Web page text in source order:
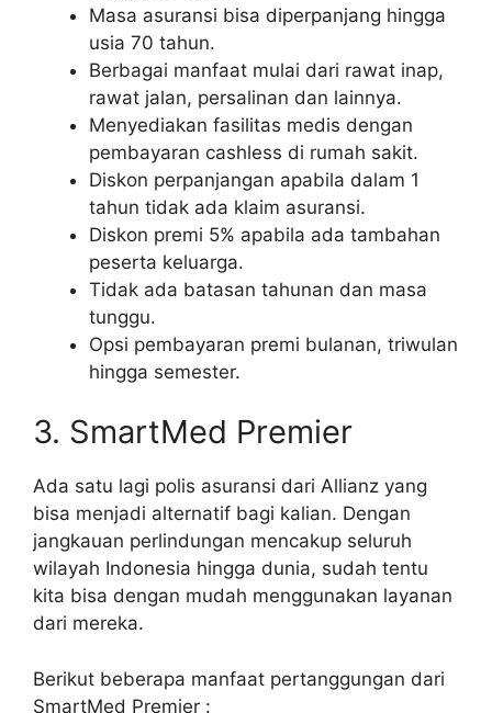
Masa asuransi bisa diperpanjang hingga
usia 70 tahun.
Berbagai manfaat mulai dari rawat inap,
rawat jalan, persalinan dan lainnya.
Menyediakan fasilitas medis dengan
pembayaran cashless di rumah sakit.
Diskon perpanjangan apabila dalam 1
tahun tidak ada klaim asuransi.
Diskon premi 5% apabila ada tambahan
peserta keluarga.
Tidak ada batasan tahunan dan masa
tunggu.
Opsi pembayaran premi bulanan, triwulan
hingga semester.
3. SmartMed Premier
Ada satu lagi polis asuransi dari Allianz yang
bisa menjadi alternatif bagi kalian. Dengan
jangkauan perlindungan mencakup seluruh
wilayah Indonesia hingga dunia, sudah tentu
kita bisa dengan mudah menggunakan layanan
dari mereka.
Berikut beberapa manfaat pertanggungan dari
SmartMed Premier :